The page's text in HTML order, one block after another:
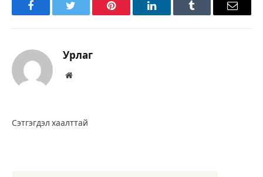
FacebookTwitter Pinterest LinkedInTumblr Имэйл
Урлаг
Вэбсайт
Сэтгэгдэл хаалттай